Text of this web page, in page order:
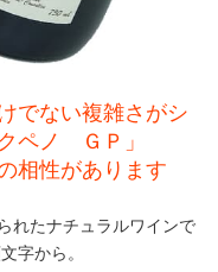
でない複雑さがシ
ペノ ＧＰ」
相性があります
れたナチュラルワインで
文字から。